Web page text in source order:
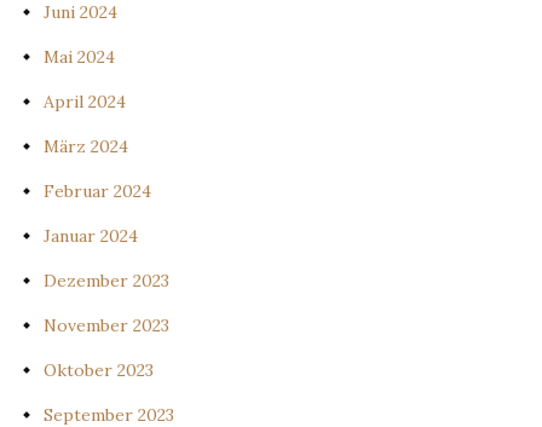
Juni 2024
Mai 2024
April 2024
März 2024
Februar 2024
Januar 2024
Dezember 2023
November 2023
Oktober 2023
September 2023